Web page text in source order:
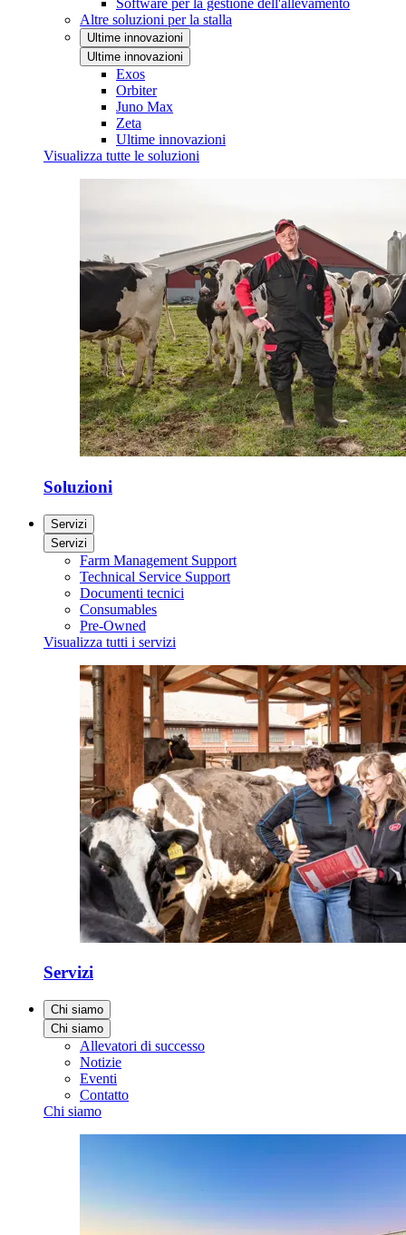
Software per la gestione dell'allevamento
Altre soluzioni per la stalla
Ultime innovazioni
Ultime innovazioni
Exos
Orbiter
Juno Max
Zeta
Ultime innovazioni
Visualizza tutte le soluzioni
Soluzioni
Servizi
Servizi
Farm Management Support
Technical Service Support
Documenti tecnici
Consumables
Pre-Owned
Visualizza tutti i servizi
Servizi
Chi siamo
Chi siamo
Allevatori di successo
Notizie
Eventi
Contatto
Chi siamo